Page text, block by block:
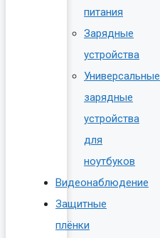
питания
Зарядные
устройства
Универсальные
зарядные
устройства
для
ноутбуков
Видеонаблюдение
Защитные
плёнки